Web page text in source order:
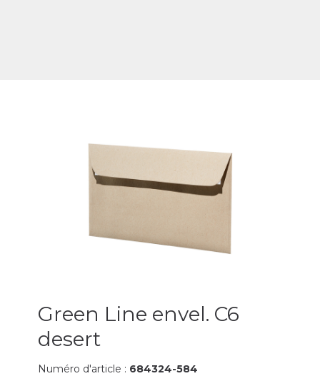
Green Line envel. C6
desert
Numéro d'article : 684324-584